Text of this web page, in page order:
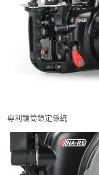
專利鏡筒鎖定係統